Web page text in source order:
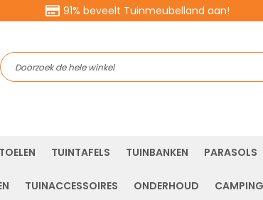
91% beveelt Tuinmeubelland aan!
TUINTAFELS TUINBANKEN PARASOLS
TUINACCESSOIRES ONDERHOUD CAMPING